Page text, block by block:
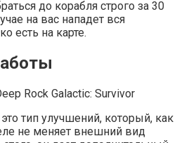
до корабля строго за 30
на вас нападет вся
есть на карте.
тип улучшений, который, как
не меняет внешний вид